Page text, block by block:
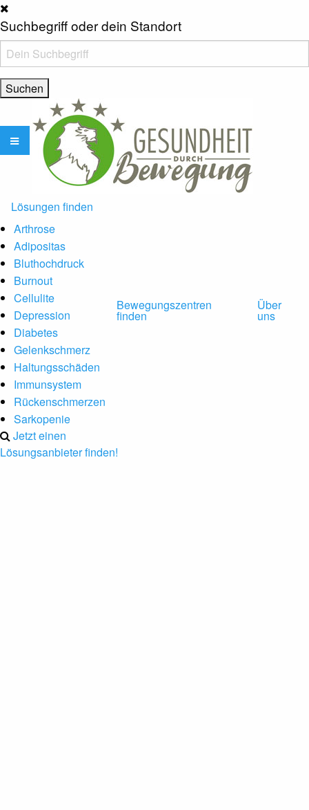
Suchbegriff oder dein Standort
Lösungen finden
Arthrose
Adipositas
Bluthochdruck
Burnout
Cellulite
Depression
Diabetes
Gelenkschmerz
Haltungsschäden
Immunsystem
Rückenschmerzen
Sarkopenie
Bewegungszentren
finden
Über
uns
Jetzt einen
Lösungsanbieter finden!